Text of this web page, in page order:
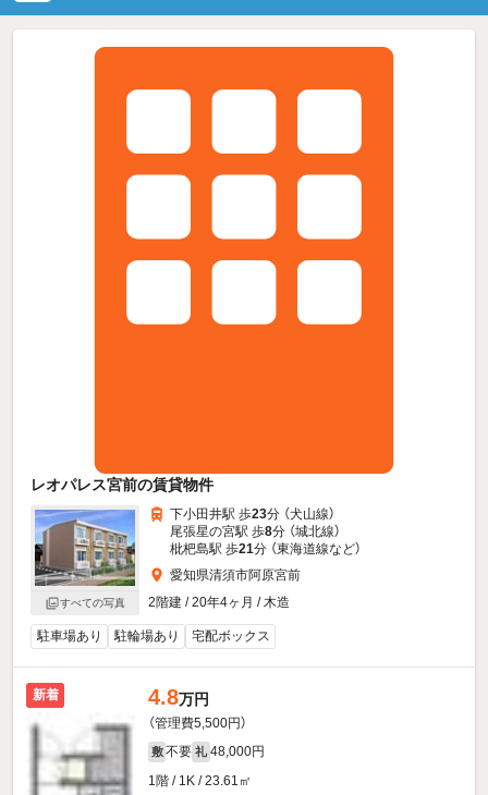
レオパレス宮前の賃貸物件
すべての写真
下小田井駅 歩23分 （犬山線）
尾張星の宮駅 歩8分 （城北線）
枇杷島駅 歩21分 （東海道線など）
愛知県清須市阿原宮前
2階建 / 20年4ヶ月 / 木造
駐車場あり 駐輪場あり 宅配ボックス
新着 4.8万円
（管理費5,500円）
敷 不要 礼 48,000円
1階 / 1K / 23.61㎡